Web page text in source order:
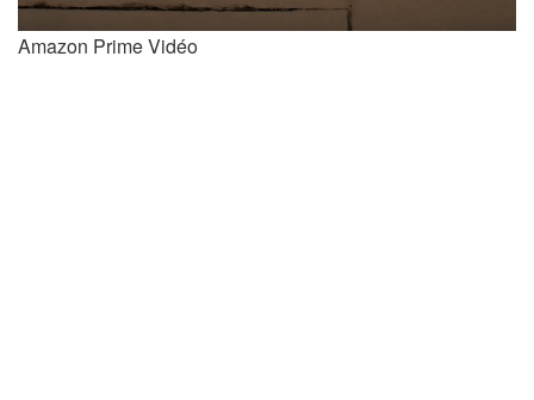
Amazon Prime Vidéo